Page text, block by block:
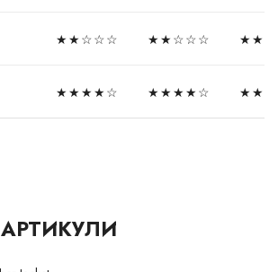
★★☆☆☆ ★★☆☆☆
★★★★☆ ★★★★☆
АРТИКУЛИ